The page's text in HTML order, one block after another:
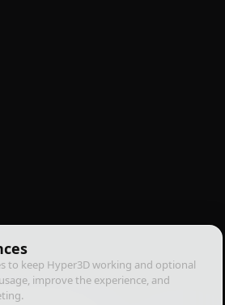
to keep Hyper3D working and optional
improve the experience, and